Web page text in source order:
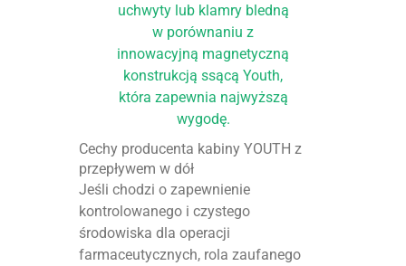
uchwyty lub klamry bledną
w porównaniu z
innowacyjną magnetyczną
konstrukcją ssącą Youth,
która zapewnia najwyższą
wygodę.
Cechy producenta kabiny YOUTH z
przepływem w dół
Jeśli chodzi o zapewnienie
kontrolowanego i czystego
środowiska dla operacji
farmaceutycznych, rola zaufanego